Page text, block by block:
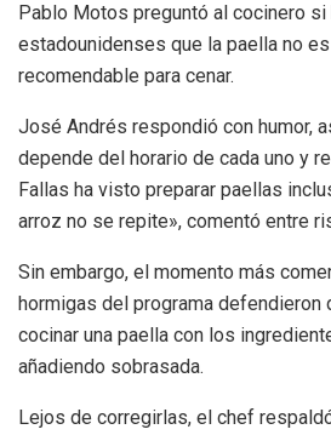
Pablo Motos preguntó al cocinero
estadounidenses que la paella no
recomendable para cenar.
José Andrés respondió con humor,
depende del horario de cada uno y
Fallas ha visto preparar paellas
arroz no se repite», comentó entre
Sin embargo, el momento más
hormigas del programa defendieron
cocinar una paella con los
añadiendo sobrasada.
Lejos de corregirlas, el chef